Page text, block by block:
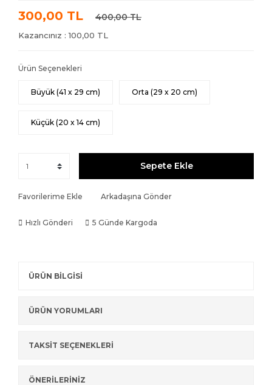
300,00 TL 400,00 TL
Kazancınız : 100,00 TL
Ürün Seçenekleri
Büyük (41 x 29 cm) Orta (29 x 20 cm)
Küçük (20 x 14 cm)
Sepete Ekle
Favorilerime Ekle Arkadaşına Gönder
Hızlı Gönderi 5 Günde Kargoda
ÜRÜN BİLGİSİ
ÜRÜN YORUMLARI
TAKSİT SEÇENEKLERİ
ÖNERİLERİNİZ